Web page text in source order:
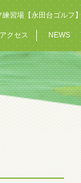
習場【永田台ゴルフ】
アクセス NEWS